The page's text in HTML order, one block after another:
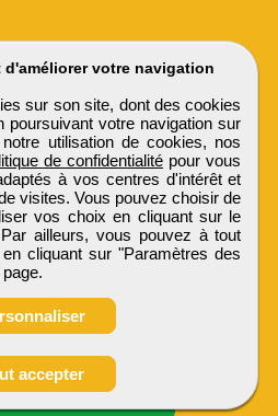
ses
votre navigation
sur son site, dont des cookies
poursuivant votre navigation sur
utilisation de cookies, nos
de confidentialité pour vous
à vos centres d'intérêt et
visites. Vous pouvez choisir de
vos choix en cliquant sur le
ailleurs, vous pouvez à tout
cliquant sur "Paramètres des
accepter
IMOJOB
© 1999 - 2026